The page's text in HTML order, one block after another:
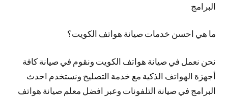
البرامج
ما هي احسن خدمات صيانة هواتف الكويت؟
نحن نعمل في صيانة هواتف الكويت ونقوم في صيانة كافة
أجهزة الهواتف الذكية مع خدمة التصليح ونستخدم احدث
البرامج في صيانة التلفونات وعبر افضل معلم صيانة هواتف